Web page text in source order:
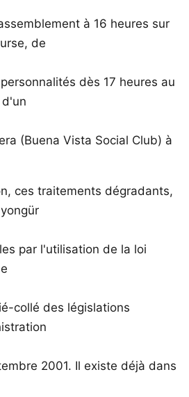
à 16 heures sur
de
dès 17 heures au
(Buena Vista Social Club) à
ces traitements dégradants,
par l'utilisation de la loi
collé des législations
2001. Il existe déjà dans